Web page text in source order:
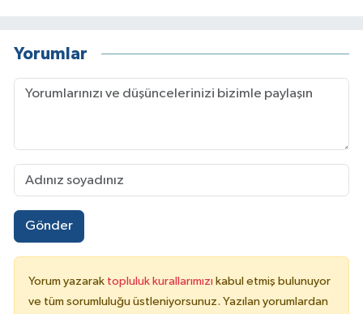
Yorumlar
Gönder
Yorum yazarak topluluk kurallarımızı kabul etmiş bulunuyor
ve tüm sorumluluğu üstleniyorsunuz. Yazılan yorumlardan